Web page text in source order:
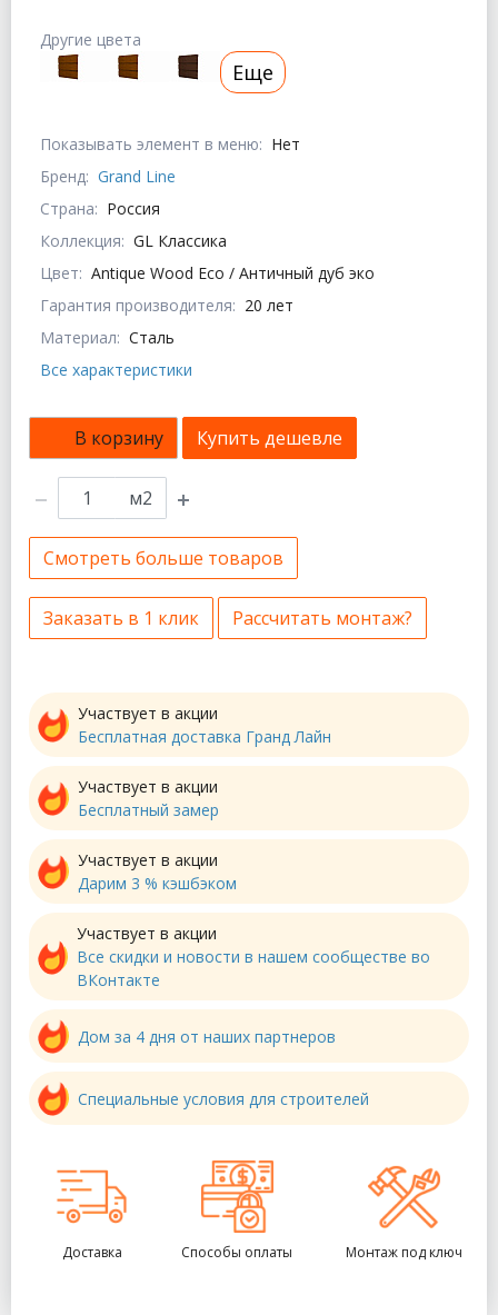
Показывать элемент в меню: Нет
Бренд: Grand Line
Страна: Россия
Коллекция: GL Классика
Цвет: Antique Wood Eco / Античный дуб эко
Гарантия производителя: 20 лет
Материал: Сталь
Все характеристики
Другие цвета
Еще
В корзину Купить дешевле
м2
Смотреть больше товаров
Заказать в 1 клик Рассчитать монтаж?
Участвует в акции
Бесплатная доставка Гранд Лайн
Участвует в акции
Бесплатный замер
Участвует в акции
Дарим 3 % кэшбэком
Участвует в акции
Все скидки и новости в нашем сообществе во
ВКонтакте
Дом за 4 дня от наших партнеров
Специальные условия для строителей
Доставка Способы оплаты Монтаж под ключ